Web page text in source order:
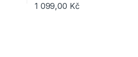
variant. Možnosti lze vybrat na stránce
1 099,00 Kč
Tento produkt má více